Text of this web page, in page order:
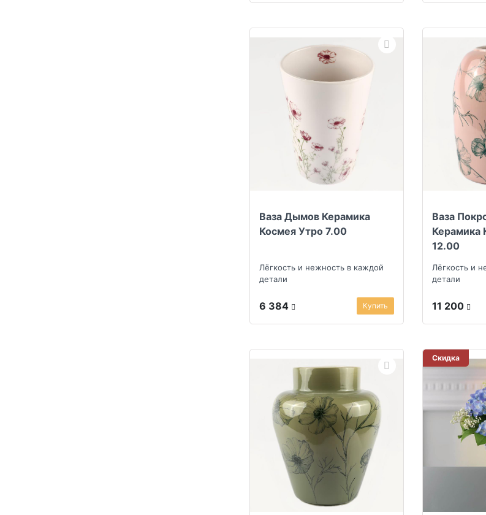
Ваза Дымов Керамика
Космея Утро 7.00
Лёгкость и нежность в каждой
детали
6 384 Купить
Ваза
Керамика
12.00
Лёгкость и
детали
11 200
Скидка